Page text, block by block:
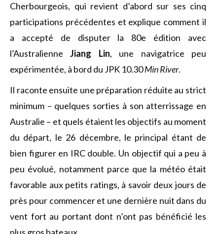
Cherbourgeois, qui revient d’abord sur ses cinq
participations précédentes et explique comment il
a accepté de disputer la 80e édition avec
l’AustralienneJiang Lin, une navigatrice peu
expérimentée, à bord du JPK 10.30Min River.
Il raconte ensuite une préparation réduite au strict
minimum – quelques sorties à son atterrissage en
Australie – et quels étaient les objectifs au moment
du départ, le 26 décembre, le principal étant de
bien figurer en IRC double. Un objectif qui a peu à
peu évolué, notamment parce que la météo était
favorable aux petits ratings, à savoir deux jours de
près pour commencer et une dernière nuit dans du
vent fort au portant dont n’ont pas bénéficié les